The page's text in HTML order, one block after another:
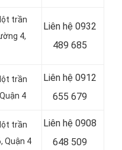
trần
4,
Liên hệ 0932
489 685
trần
4
Liên hệ 0912
655 679
trần
Quận 4
Liên hệ 0908
648 509